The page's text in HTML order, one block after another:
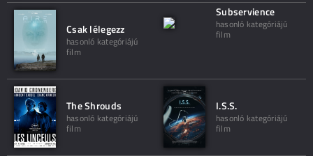
Csak lélegezz
hasonló kategóriájú
film
Subservience
hasonló kategóriájú
film
The Shrouds
hasonló kategóriájú
film
I.S.S.
hasonló kategóriájú
film